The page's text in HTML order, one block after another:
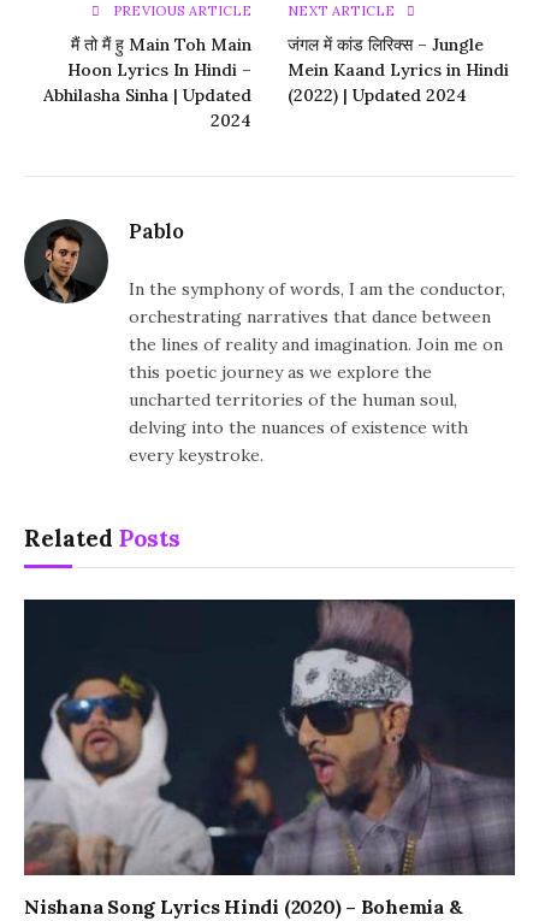
PREVIOUS ARTICLE
मैं तो मैं हु Main Toh Main
Hoon Lyrics In Hindi –
Abhilasha Sinha | Updated
2024
NEXT ARTICLE
जंगल में कांड लिरिक्स – Jungle
Mein Kaand Lyrics in Hindi
(2022) | Updated 2024
Pablo
In the symphony of words, I am the conductor,
orchestrating narratives that dance between
the lines of reality and imagination. Join me on
this poetic journey as we explore the
uncharted territories of the human soul,
delving into the nuances of existence with
every keystroke.
Related Posts
Nishana Song Lyrics Hindi (2020) – Bohemia &